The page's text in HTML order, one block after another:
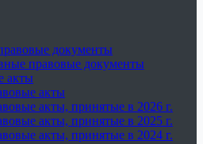
документы
правовые документы
акты
акты
акты, принятые в 2026 г.
акты, принятые в 2025 г.
акты, принятые в 2024 г.